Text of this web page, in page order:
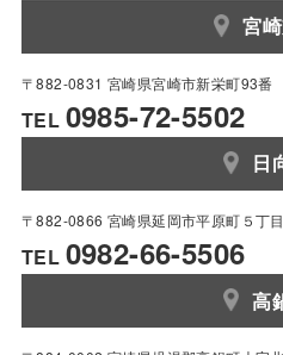
宮
〒882-0831 宮崎県宮崎市新栄町93番
TEL 0985-72-5502
日
〒882-0866 宮崎県延岡市平原町５丁
TEL 0982-66-5506
高